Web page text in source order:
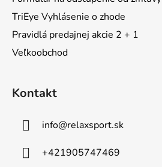
TriEye Vyhlásenie o zhode
Pravidlá predajnej akcie 2 + 1
Veľkoobchod
Kontakt
info@relaxsport.sk
+421905747469